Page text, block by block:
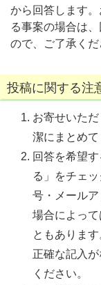
から回答します
る事案の場合は
ので、ご了承くだ
投稿に関する注
お寄せいた
潔にまとめて
回答を希望
る」をチェ
号・メールア
場合によっ
ともあります
正確な記入
ください。